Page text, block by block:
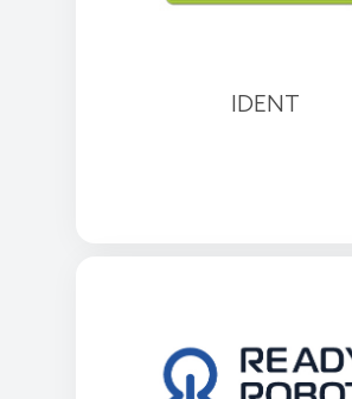
IDENT